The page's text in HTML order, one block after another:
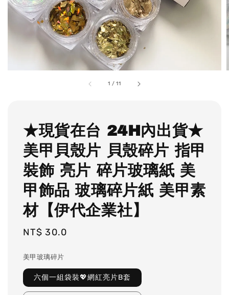
1 /11
★現貨在台 24H內出貨★
美甲貝殼片 貝殼碎片 指甲
裝飾 亮片 碎片玻璃紙 美
甲飾品 玻璃碎片紙 美甲素
材【伊代企業社】
Regular
NT$ 30.0
美甲玻璃碎片
六個一組袋裝💖網紅亮片B套